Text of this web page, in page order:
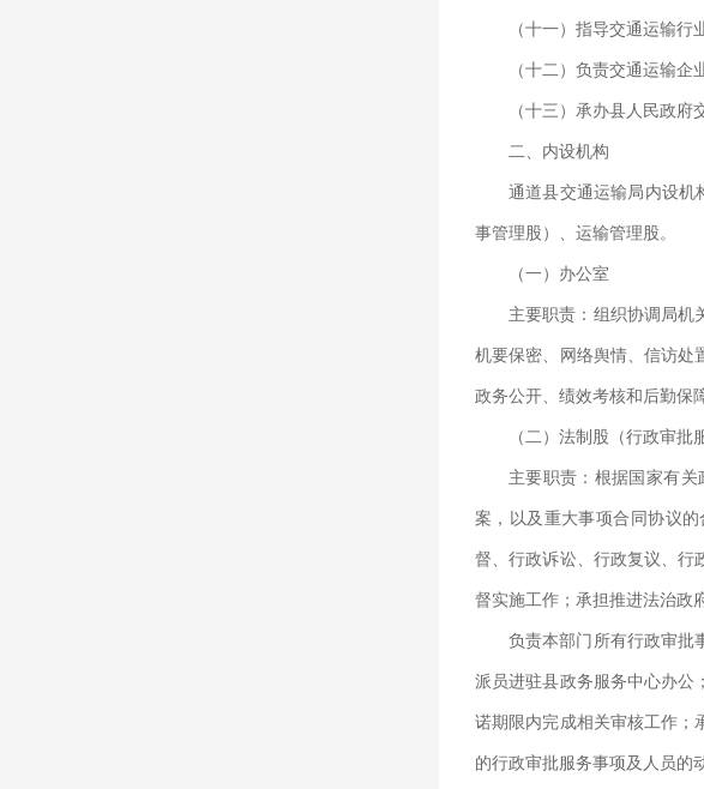
（十一）指导交通运输
（十二）负责交通运输企
（十三）承办县人民政府
二、内设机构
通道县交通运输局内设
事管理股）、运输管理股。
（一）办公室
主要职责：组织协调局机
机要保密、网络舆情、信访处
政务公开、绩效考核和后勤保
（二）法制股（行政审批
主要职责：根据国家有
案，以及重大事项合同协议
督、行政诉讼、行政复议、行
督实施工作；承担推进法治政
负责本部门所有行政审批
派员进驻县政务服务中心办公
诺期限内完成相关审核工作；
的行政审批服务事项及人员的